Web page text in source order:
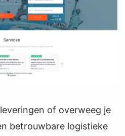
of overweeg je
betrouwbare logistieke